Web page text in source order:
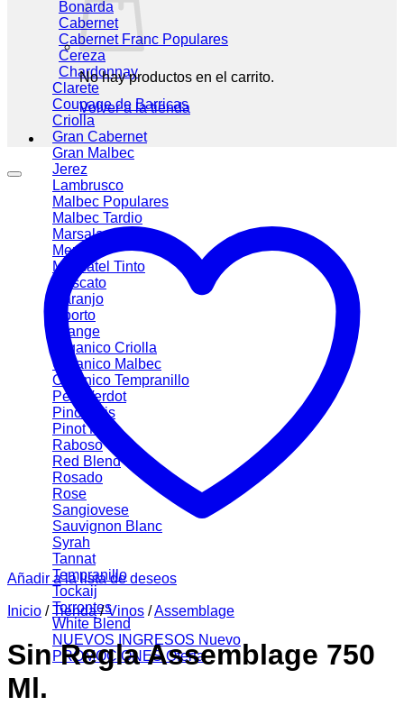
Bonarda
Cabernet
Cabernet Franc
Cereza
Chardonnay
Clarete
Coupage de Barricas
Criolla
Gran Cabernet
Gran Malbec
Jerez
Lambrusco
Malbec
Malbec Tardio
Marsala
Merlot
Moscatel Tinto
Moscato
Naranjo
Oporto
Orange
Organico Criolla
Organico Malbec
Organico Tempranillo
Petit Verdot
Pinot Gris
Pinot Noir
Raboso
Red Blend
Rosado
Rose
Sangiovese
Sauvignon Blanc
Syrah
Tannat
Tempranillo
Tockaij
Torrontes
White Blend
NUEVOS INGRESOS
PROMOCIONES
No hay productos en el carrito.
Volver a la tienda
Añadir a la lista de deseos
Inicio / Tienda / Vinos /Assemblage
Sin Regla Assemblage 750
Ml.